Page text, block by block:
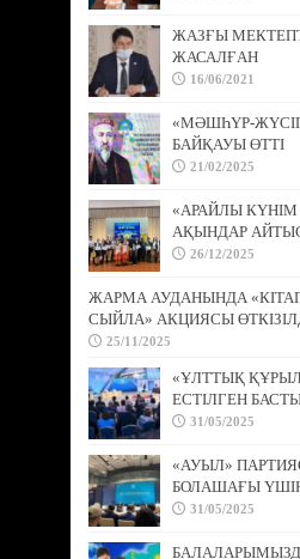
ЖАЗҒЫ
ЖАСАЛҒАН
16/06/2021
«МӘШҺҮР-
БАЙҚАУЫ ӨТТІ
21/02/2025
«АРАЙЛЫ
АҚЫНДАР
26/12/2025
ЖАРМА АУДАНЫНДА
СЫЙЛА» АКЦИЯСЫ
25/11/2025
«ҰЛТТЫҚ
ЕСТІЛГЕН
31/05/2025
«АУЫЛ»
БОЛАШАҒЫ
31/05/2025